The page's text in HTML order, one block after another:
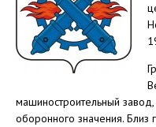
машиностроительный
оборонного значения. Близ